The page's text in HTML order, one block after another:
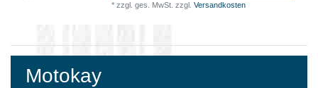
*zzgl. ges. MwSt. zzgl.Versandkosten
Motokay